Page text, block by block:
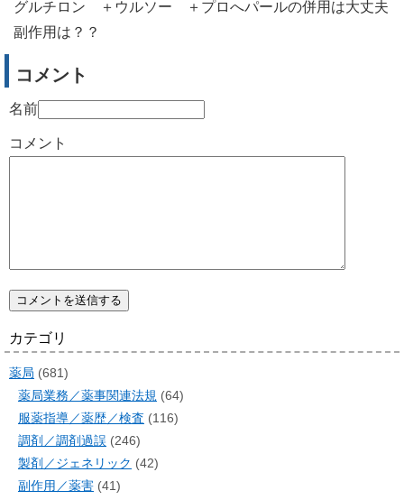
グルチロン ＋ウルソー ＋プロへパールの併用は大丈夫
副作用は？？
コメント
名前
コメント
カテゴリ
薬局 (681)
薬局業務／薬事関連法規 (64)
服薬指導／薬歴／検査 (116)
調剤／調剤過誤 (246)
製剤／ジェネリック (42)
副作用／薬害 (41)